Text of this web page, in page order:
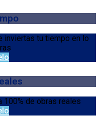
inviertas tu tiempo en lo
100% de obras reales